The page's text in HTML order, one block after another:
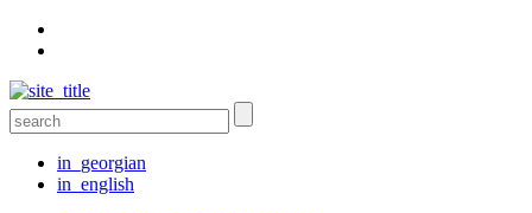
in_georgian
in_english